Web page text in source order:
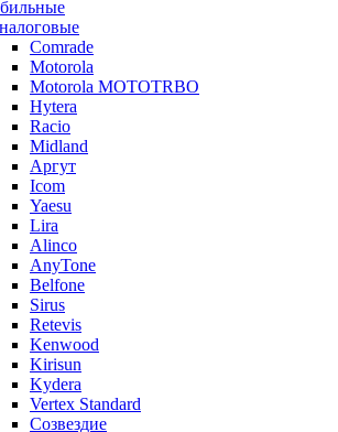
Comrade
Motorola
Motorola MOTOTRBO
Hytera
Racio
Midland
Аргут
Icom
Yaesu
Lira
Alinco
AnyTone
Belfone
Sirus
Retevis
Kenwood
Kirisun
Kydera
Vertex Standard
Созвездие